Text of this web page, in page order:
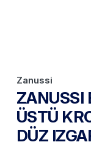
Zanussi
ZANUSSI
ÜSTÜ
DÜZ